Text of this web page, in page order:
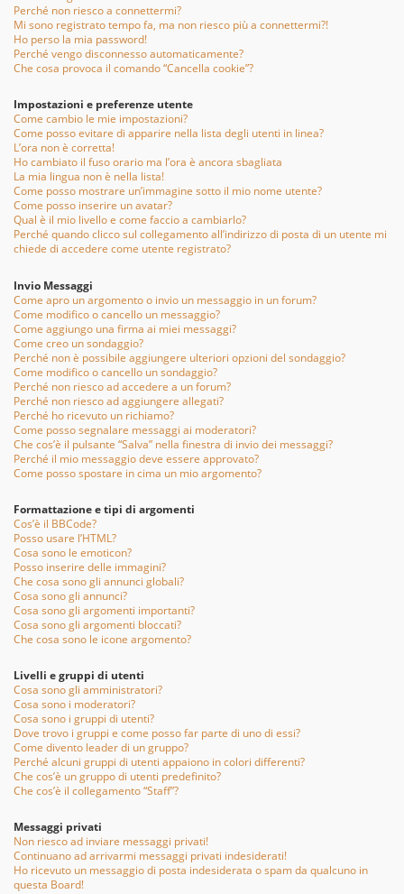
Perché non riesco a connettermi?
Mi sono registrato tempo fa, ma non riesco più a connettermi?!
Ho perso la mia password!
Perché vengo disconnesso automaticamente?
Che cosa provoca il comando “Cancella cookie”?
Impostazioni e preferenze utente
Come cambio le mie impostazioni?
Come posso evitare di apparire nella lista degli utenti in linea?
L’ora non è corretta!
Ho cambiato il fuso orario ma l’ora è ancora sbagliata
La mia lingua non è nella lista!
Come posso mostrare un’immagine sotto il mio nome utente?
Come posso inserire un avatar?
Qual è il mio livello e come faccio a cambiarlo?
Perché quando clicco sul collegamento all’indirizzo di posta di un utente mi
chiede di accedere come utente registrato?
Invio Messaggi
Come apro un argomento o invio un messaggio in un forum?
Come modifico o cancello un messaggio?
Come aggiungo una firma ai miei messaggi?
Come creo un sondaggio?
Perché non è possibile aggiungere ulteriori opzioni del sondaggio?
Come modifico o cancello un sondaggio?
Perché non riesco ad accedere a un forum?
Perché non riesco ad aggiungere allegati?
Perché ho ricevuto un richiamo?
Come posso segnalare messaggi ai moderatori?
Che cos’è il pulsante “Salva” nella finestra di invio dei messaggi?
Perché il mio messaggio deve essere approvato?
Come posso spostare in cima un mio argomento?
Formattazione e tipi di argomenti
Cos’è il BBCode?
Posso usare l’HTML?
Cosa sono le emoticon?
Posso inserire delle immagini?
Che cosa sono gli annunci globali?
Cosa sono gli annunci?
Cosa sono gli argomenti importanti?
Cosa sono gli argomenti bloccati?
Che cosa sono le icone argomento?
Livelli e gruppi di utenti
Cosa sono gli amministratori?
Cosa sono i moderatori?
Cosa sono i gruppi di utenti?
Dove trovo i gruppi e come posso far parte di uno di essi?
Come divento leader di un gruppo?
Perché alcuni gruppi di utenti appaiono in colori differenti?
Che cos’è un gruppo di utenti predefinito?
Che cos’è il collegamento “Staff”?
Messaggi privati
Non riesco ad inviare messaggi privati!
Continuano ad arrivarmi messaggi privati indesiderati!
Ho ricevuto un messaggio di posta indesiderata o spam da qualcuno in
questa Board!